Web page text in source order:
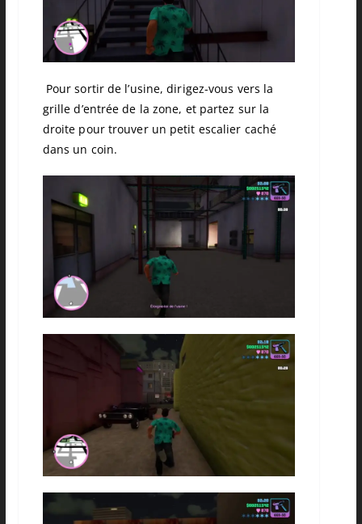
Pour sortir de l’usine, dirigez-vous vers la
grille d’entrée de la zone, et partez sur la
droite pour trouver un petit escalier caché
dans un coin.